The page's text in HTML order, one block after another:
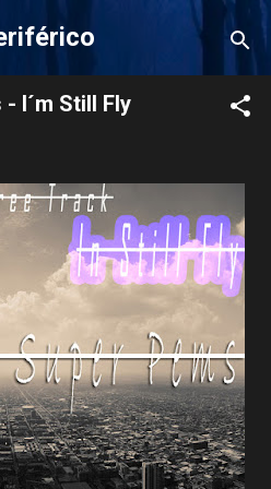
principal
I´m Still Fly